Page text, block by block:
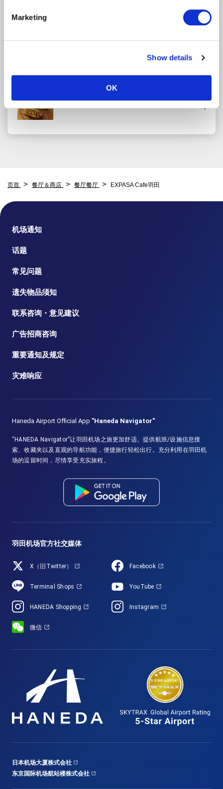
Marketing
Show details
OK
第3航站楼/2F（安全检查前）
页首 餐厅＆商店 餐厅餐厅 EXPASA Cafe羽田
机场通知
话题
常见问题
遗失物品须知
联系咨询・意见建议
广告招商咨询
重要通知及规定
灾难响应
Haneda Airport Official App "Haneda Navigator"
“HANEDA Navigator”让羽田机场之旅更加舒适。提供航班/设施信息搜
索、收藏夹以及直观的导航功能，便捷旅行轻松出行。充分利用在羽田机
场的逗留时间，尽情享受充实旅程。
羽田机场官方社交媒体
X（旧Twitter） Facebook
Terminal Shops YouTube
HANEDA Shopping Instagram
微信
日本机场大厦株式会社
东京国际机场航站楼株式会社